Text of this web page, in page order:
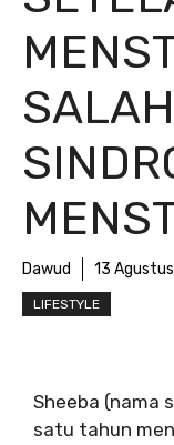
Dawud 13
LIFESTYLE
Sheeba (nama
satu tahun